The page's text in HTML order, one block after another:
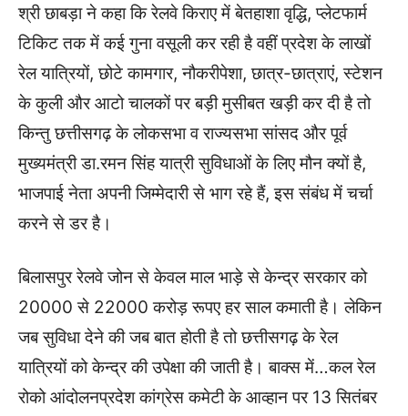
श्री छाबड़ा ने कहा कि रेलवे किराए में बेतहाशा वृद्धि, प्लेटफार्म
टिकिट तक में कई गुना वसूली कर रही है वहीं प्रदेश के लाखों
रेल यात्रियों, छोटे कामगार, नौकरीपेशा, छात्र-छात्राएं, स्टेशन
के कुली और आटो चालकों पर बड़ी मुसीबत खड़ी कर दी है तो
किन्तु छत्तीसगढ़ के लोकसभा व राज्यसभा सांसद और पूर्व
मुख्यमंत्री डा.रमन सिंह यात्री सुविधाओं के लिए मौन क्यों है,
भाजपाई नेता अपनी जिम्मेदारी से भाग रहे हैं, इस संबंध में चर्चा
करने से डर है।
बिलासपुर रेलवे जोन से केवल माल भाड़े से केन्द्र सरकार को
20000 से 22000 करोड़ रूपए हर साल कमाती है। लेकिन
जब सुविधा देने की जब बात होती है तो छत्तीसगढ़ के रेल
यात्रियों को केन्द्र की उपेक्षा की जाती है। बाक्स में…कल रेल
रोको आंदोलनप्रदेश कांग्रेस कमेटी के आव्हान पर 13 सितंबर